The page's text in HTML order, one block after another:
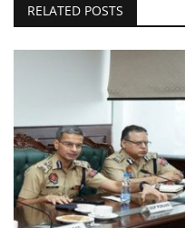
RELATED POSTS